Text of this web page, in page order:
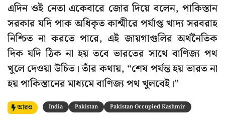
এদিন ওই নেতা একেবারে জোর দিয়ে বলেন, পাকিস্তান
সরকার যদি পাক অধিকৃত কাশ্মীরে পর্যাপ্ত খাদ্য সরবরাহ
নিশ্চিত না করতে পারে, এই জায়গাগুলির অর্থনৈতিক
দিক যদি ঠিক না হয় তবে ভারতের সাথে বাণিজ্য পথ
খুলে দেওয়া উচিত। তাঁর কথায়, “শেষ পর্যন্ত হয় ভারত না
হয় পাকিস্তানের মাধ্যমে বাণিজ্য পথ খুলবেই।”
আরও India Pakistan Pakistan Occupied Kashmir